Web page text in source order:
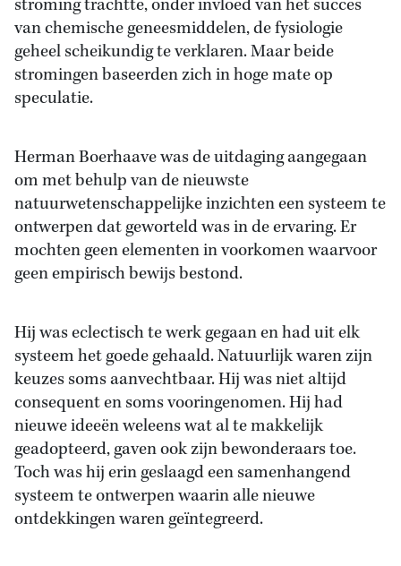
stroming trachtte, onder invloed van het succes
van chemische geneesmiddelen, de fysiologie
geheel scheikundig te verklaren. Maar beide
stromingen baseerden zich in hoge mate op
speculatie.
Herman Boerhaave was de uitdaging aangegaan
om met behulp van de nieuwste
natuurwetenschappelijke inzichten een systeem te
ontwerpen dat geworteld was in de ervaring. Er
mochten geen elementen in voorkomen waarvoor
geen empirisch bewijs bestond.
Hij was eclectisch te werk gegaan en had uit elk
systeem het goede gehaald. Natuurlijk waren zijn
keuzes soms aanvechtbaar. Hij was niet altijd
consequent en soms vooringenomen. Hij had
nieuwe ideeën weleens wat al te makkelijk
geadopteerd, gaven ook zijn bewonderaars toe.
Toch was hij erin geslaagd een samenhangend
systeem te ontwerpen waarin alle nieuwe
ontdekkingen waren geïntegreerd.